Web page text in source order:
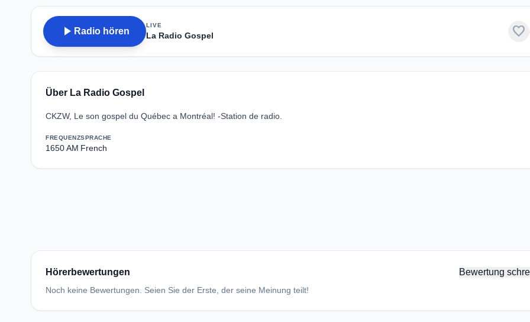
play_arrow Radio hören
LIVE
La Radio Gospel favorite
Über La Radio Gospel
CKZW, Le son gospel du Québec a Montréal! -Station de radio.
FREQUENZ
1650 AM
SPRACHE
French
Hörerbewertungen Bewertung
Noch keine Bewertungen. Seien Sie der Erste, der seine Meinung teilt!